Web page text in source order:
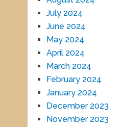
July 2024
June 2024
May 2024
April 2024
March 2024
February 2024
January 2024
December 2023
November 2023